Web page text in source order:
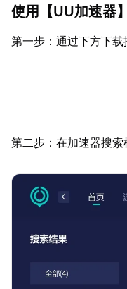
使用【UU加速器
第一步：通过下方下载
第二步：在加速器搜索